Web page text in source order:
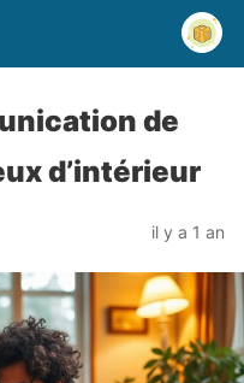
de
d’intérieur
il y a 1 an